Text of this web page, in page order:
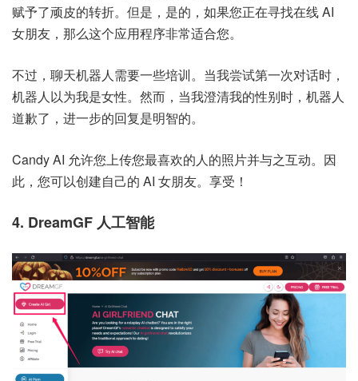
赋予了顽皮的转折。但是，是的，如果您正在寻找在线 AI
女朋友，那么这个应用程序非常适合您。
不过，聊天机器人需要一些培训。当我尝试第一次对话时，
机器人以为我是女性。然而，当我澄清我的性别时，机器人
道歉了，进一步的回复是明智的。
Candy AI 允许您上传您最喜欢的人的照片并与之互动。因
此，您可以创建自己的 AI 女朋友。享受！
4. DreamGF 人工智能